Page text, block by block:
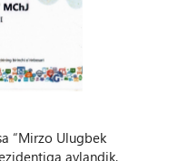
“Mirzo Ulugbek
aylandik.